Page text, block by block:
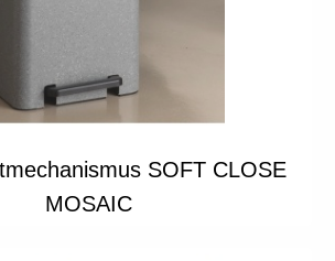
SOFT CLOSE
MOSAIC